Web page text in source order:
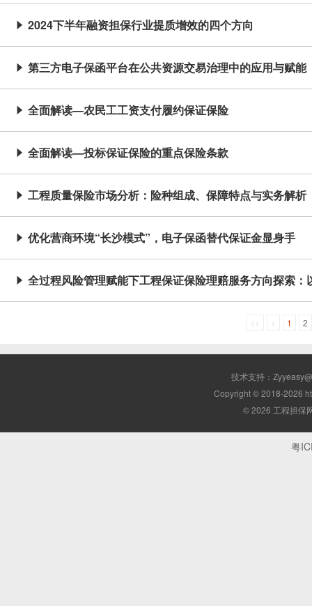
 2024下半年融资担保行业提质增效的四个方向
 第三方电子保函平台在公共资源交易治理中的应用与赋能
 全面解读—农民工工资支付履约保证保险
 全面解读—投标保证保险的重点保险条款
 工程质量保险市场分析：险种组成、保障特点与实务解析
 优化营商环境“长沙模式”，电子保函替代保证金显身手
 全过程风险管理赋能下工程保证保险理赔服务方向探索
<< < 1 2
技术支持：
Copyright © 2018-2026
© 2026 工程担保
粤